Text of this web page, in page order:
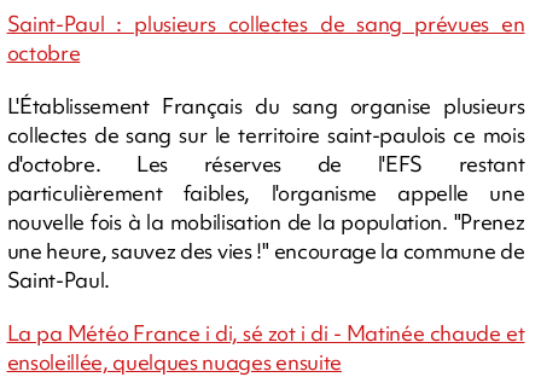
Saint-Paul : plusieurs collectes de sang prévues en
octobre
L'Établissement Français du sang organise plusieurs
collectes de sang sur le territoire saint-paulois ce mois
d'octobre. Les réserves de l'EFS restant
particulièrement faibles, l'organisme appelle une
nouvelle fois à la mobilisation de la population. "Prenez
une heure, sauvez des vies !" encourage la commune de
Saint-Paul.
La pa Météo France i di, sé zot i di - Matinée chaude et
ensoleillée, quelques nuages ensuite